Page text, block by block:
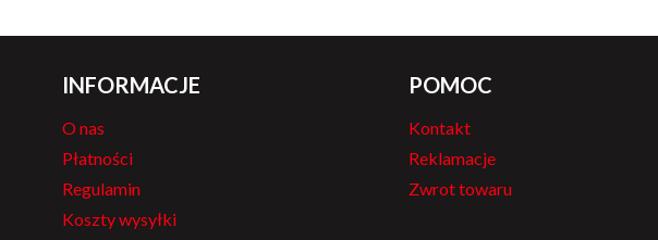
INFORMACJE
O nas
Płatności
Regulamin
Koszty wysyłki
POMOC
Kontakt
Reklamacje
Zwrot towaru